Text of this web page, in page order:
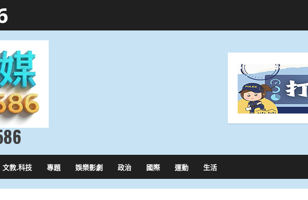
文教.科技 專題 娛樂影劇 政治 國際 運動 生活